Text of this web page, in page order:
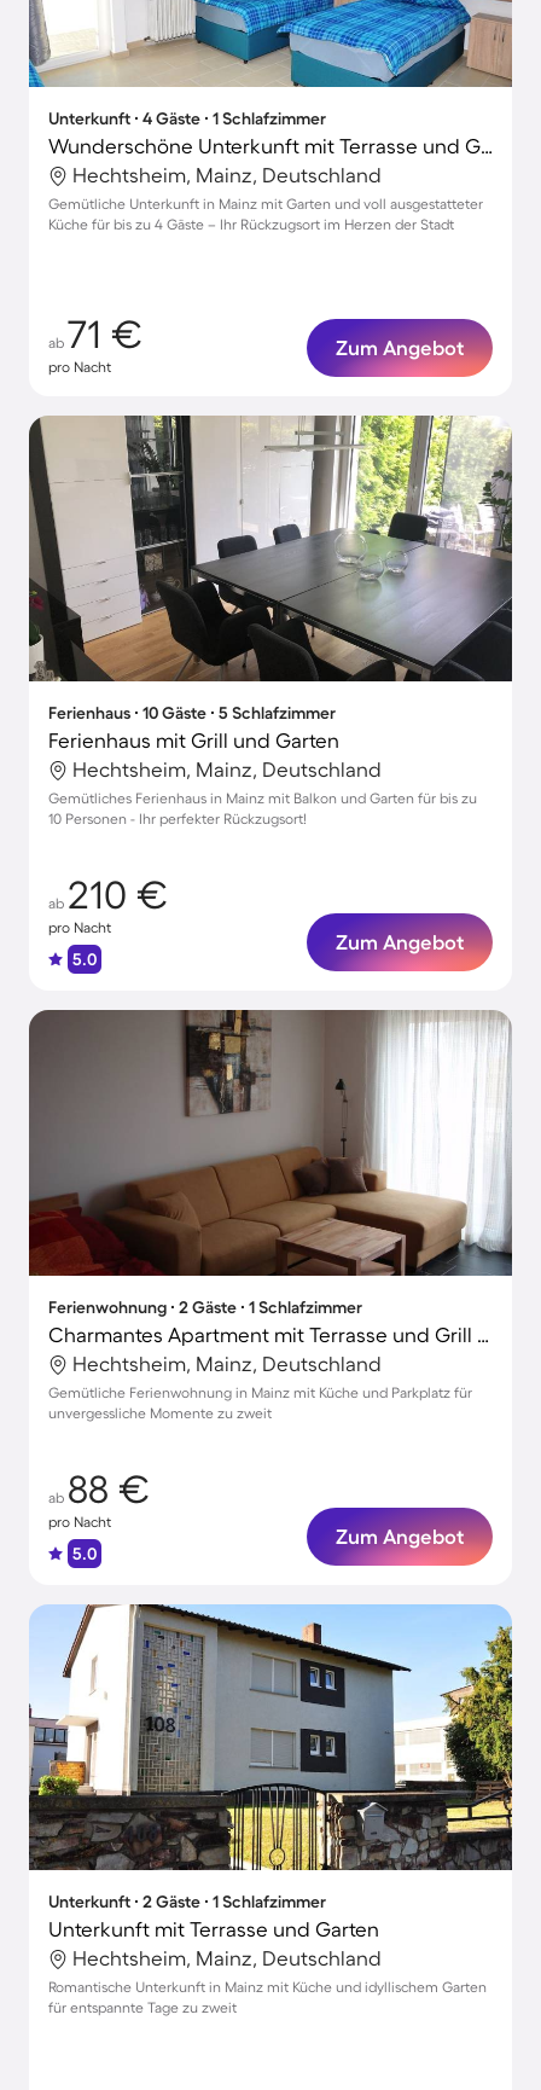
Unterkunft ∙ 4 Gäste ∙ 1 Schlafzimmer
Wunderschöne Unterkunft mit Terrasse und Garten
Hechtsheim, Mainz, Deutschland
Gemütliche Unterkunft in Mainz mit Garten und voll ausgestatteter
Küche für bis zu 4 Gäste – Ihr Rückzugsort im Herzen der Stadt
ab 71 €
pro Nacht
Zum Angebot
Ferienhaus ∙ 10 Gäste ∙ 5 Schlafzimmer
Ferienhaus mit Grill und Garten
Hechtsheim, Mainz, Deutschland
Gemütliches Ferienhaus in Mainz mit Balkon und Garten für bis zu
10 Personen - Ihr perfekter Rückzugsort!
ab 210 €
pro Nacht
5.0
Zum Angebot
Ferienwohnung ∙ 2 Gäste ∙ 1 Schlafzimmer
Charmantes Apartment mit Terrasse und Grill | Naturblick
Hechtsheim, Mainz, Deutschland
Gemütliche Ferienwohnung in Mainz mit Küche und Parkplatz für
unvergessliche Momente zu zweit
ab 88 €
pro Nacht
5.0
Zum Angebot
Unterkunft ∙ 2 Gäste ∙ 1 Schlafzimmer
Unterkunft mit Terrasse und Garten
Hechtsheim, Mainz, Deutschland
Romantische Unterkunft in Mainz mit Küche und idyllischem Garten
für entspannte Tage zu zweit